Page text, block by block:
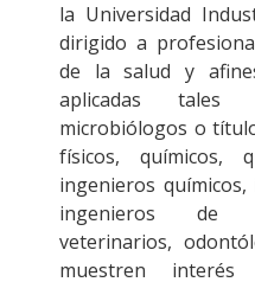
la Universidad
dirigido a
de la salud y
aplicadas tales
microbiólogos o
físicos, químicos,
ingenieros
ingenieros de
veterinarios,
muestren